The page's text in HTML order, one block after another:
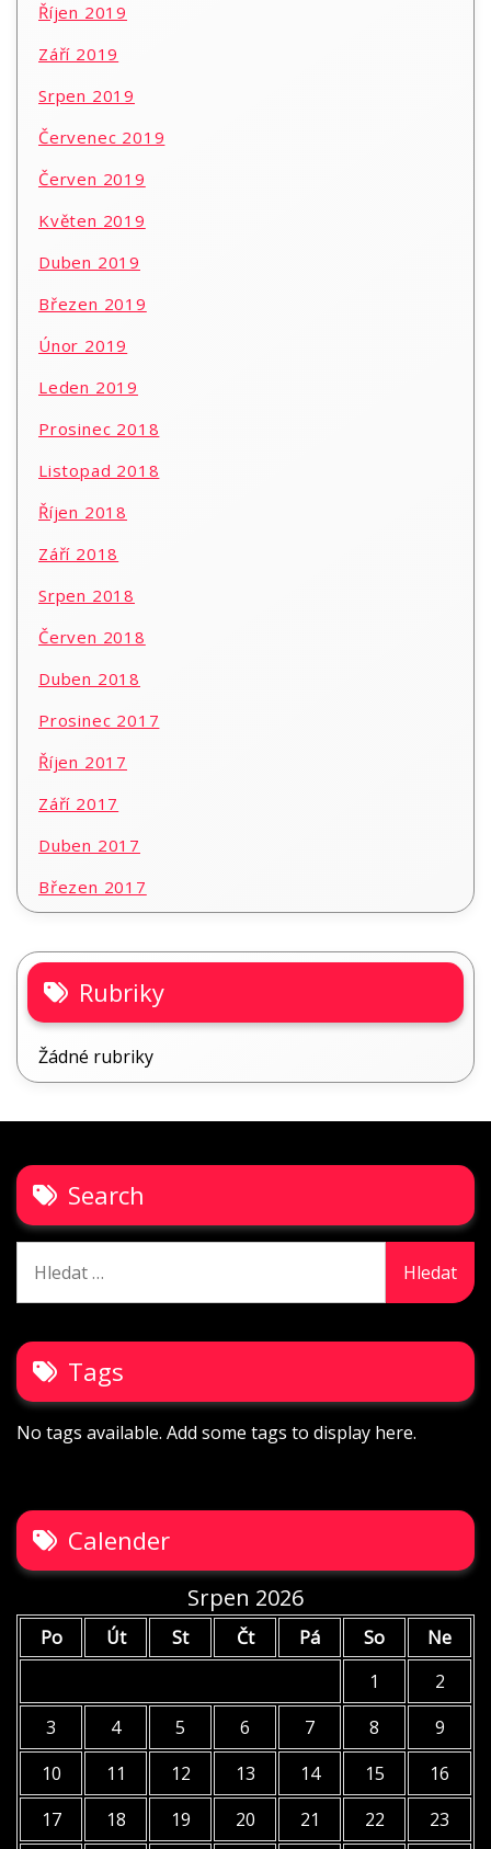
Říjen 2019
Září 2019
Srpen 2019
Červenec 2019
Červen 2019
Květen 2019
Duben 2019
Březen 2019
Únor 2019
Leden 2019
Prosinec 2018
Listopad 2018
Říjen 2018
Září 2018
Srpen 2018
Červen 2018
Duben 2018
Prosinec 2017
Říjen 2017
Září 2017
Duben 2017
Březen 2017
Rubriky
Žádné rubriky
Search
Tags
No tags available. Add some tags to display here.
Calender
Srpen 2026
Po Út St Čt Pá So
Ne
1
2
3
4 5 6 7 8
9
10
11 12 13 14 15
16
17
18 19 20 21 22 23